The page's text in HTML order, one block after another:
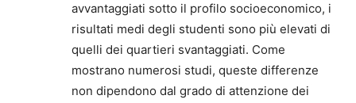
avvantaggiati sotto il profilo socioeconomico, i
risultati medi degli studenti sono più elevati di
quelli dei quartieri svantaggiati. Come
mostrano numerosi studi, queste differenze
non dipendono dal grado di attenzione dei